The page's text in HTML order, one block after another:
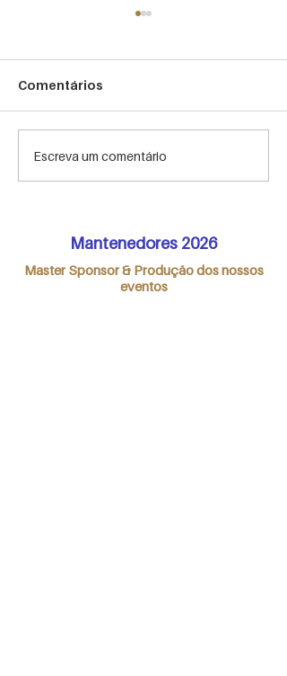
A importância do
briefing customizado
Comentários
Escreva um comentário
Mantenedores 2026
Master Sponsor & Produção dos nossos
eventos